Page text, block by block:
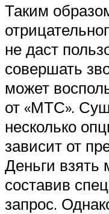
Таким
не даст
совершать
может
от «МТС».
несколько
зависит от
Деньги взять
составив
запрос.